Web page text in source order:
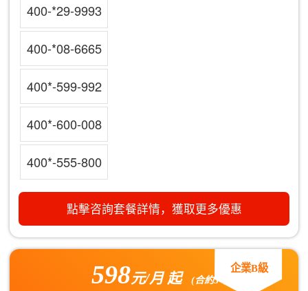
400-*29-9993
400-*08-6665
400*-599-992
400*-600-008
400*-555-800
點擊咨詢套餐詳情，獲取更多優惠
598元/月 起 (合約3年)
企業B級